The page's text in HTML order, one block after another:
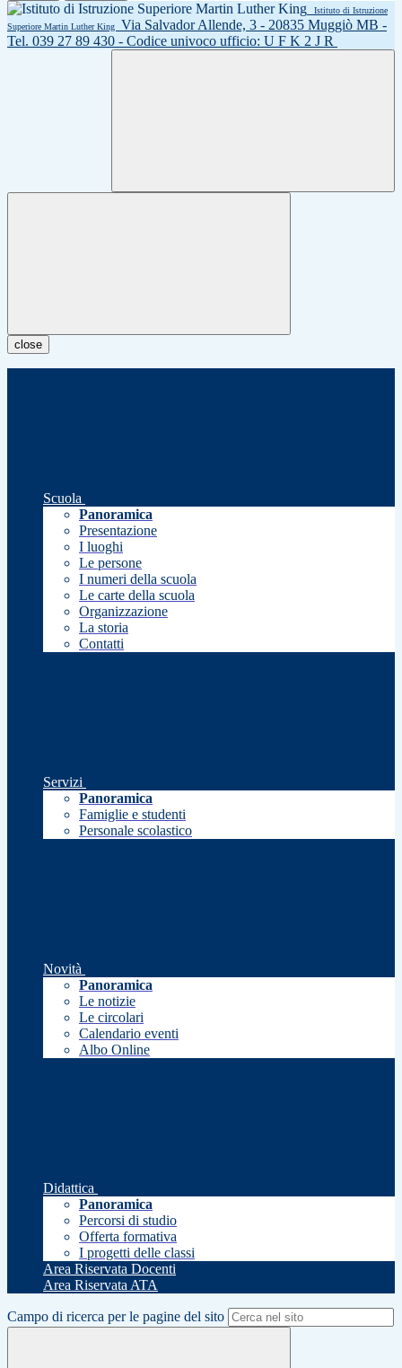
Istituto di Istruzione
Superiore Martin Luther King
Via Salvador Allende, 3 - 20835 Muggiò MB -
Tel. 039 27 89 430 - Codice univoco ufficio: U F K 2 J R
close
Scuola
Panoramica
Presentazione
I luoghi
Le persone
I numeri della scuola
Le carte della scuola
Organizzazione
La storia
Contatti
Servizi
Panoramica
Famiglie e studenti
Personale scolastico
Novità
Panoramica
Le notizie
Le circolari
Calendario eventi
Albo Online
Didattica
Panoramica
Percorsi di studio
Offerta formativa
I progetti delle classi
Area Riservata Docenti
Area Riservata ATA
Campo di ricerca per le pagine del sito